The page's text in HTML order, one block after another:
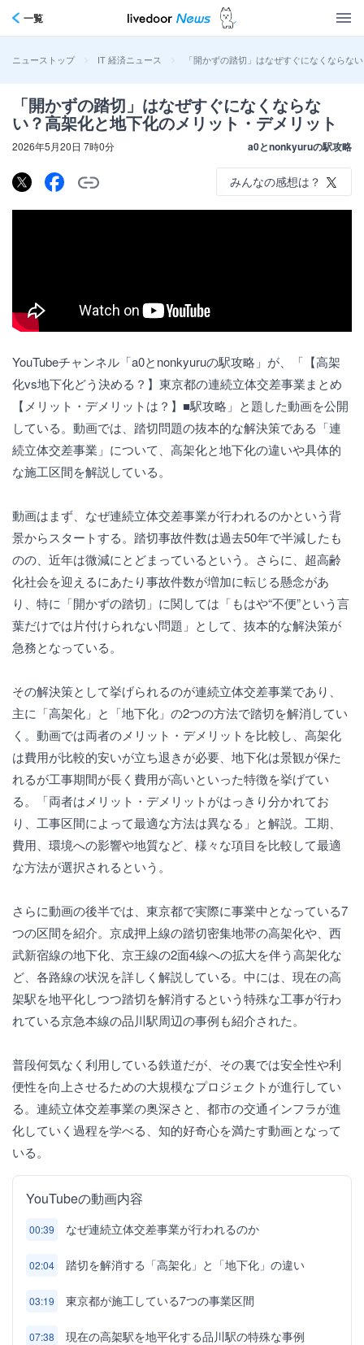
一覧
ニューストップ > IT 経済ニュース > 「開かずの踏切」はなぜすぐになくならな
「開かずの踏切」はなぜすぐになくならな
い？高架化と地下化のメリット・デメリット
2026年5月20日 7時0分 a0とnonkyuruの駅攻略
みんなの感想は？
YouTubeチャンネル「a0とnonkyuruの駅攻略」が、「【高架
化vs地下化どう決める？】東京都の連続立体交差事業まとめ
【メリット・デメリットは？】■駅攻略」と題した動画を公開
している。動画では、踏切問題の抜本的な解決策である「連
続立体交差事業」について、高架化と地下化の違いや具体的
な施工区間を解説している。
動画はまず、なぜ連続立体交差事業が行われるのかという背
景からスタートする。踏切事故件数は過去50年で半減したも
のの、近年は微減にとどまっているという。さらに、超高齢
化社会を迎えるにあたり事故件数が増加に転じる懸念があ
り、特に「開かずの踏切」に関しては「もはや“不便”という言
葉だけでは片付けられない問題」として、抜本的な解決策が
急務となっている。
その解決策として挙げられるのが連続立体交差事業であり、
主に「高架化」と「地下化」の2つの方法で踏切を解消してい
く。動画では両者のメリット・デメリットを比較し、高架化
は費用が比較的安いが立ち退きが必要、地下化は景観が保た
れるが工事期間が長く費用が高いといった特徴を挙げてい
る。「両者はメリット・デメリットがはっきり分かれてお
り、工事区間によって最適な方法は異なる」と解説。工期、
費用、環境への影響や地質など、様々な項目を比較して最適
な方法が選択されるという。
さらに動画の後半では、東京都で実際に事業中となっている7
つの区間を紹介。京成押上線の踏切密集地帯の高架化や、西
武新宿線の地下化、京王線の2面4線への拡大を伴う高架化な
ど、各路線の状況を詳しく解説している。中には、現在の高
架駅を地平化しつつ踏切を解消するという特殊な工事が行わ
れている京急本線の品川駅周辺の事例も紹介された。
普段何気なく利用している鉄道だが、その裏では安全性や利
便性を向上させるための大規模なプロジェクトが進行してい
る。連続立体交差事業の奥深さと、都市の交通インフラが進
化していく過程を学べる、知的好奇心を満たす動画となって
いる。
YouTubeの動画内容
00:39 なぜ連続立体交差事業が行われるのか
02:04 踏切を解消する「高架化」と「地下化」の違い
03:19 東京都が施工している7つの事業区間
07:38 現在の高架駅を地平化する品川駅の特殊な事例